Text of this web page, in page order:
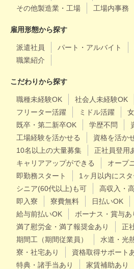
その他製造業・工場
工場内事務
雇用形態から探す
派遣社員 パート・アルバイト
職業紹介
こだわりから探す
職種未経験OK 社会人未経験OK
フリーター活躍
ミドル活躍
既卒・第二新卒OK
学歴不問
工場経験を活かせる
資格を活か
10名以上の大量募集
正社員登用
キャリアアップができる
オープ
即勤務スタート
1ヶ月以内にスタ
シニア(60代以上)も可
高収入・
即入寮
寮費無料 日払いOK
給与前払いOK
ボーナス・賞与あ
満了慰労金・満了報奨金あり
正
期間工（期間従業員）
水道・光
寮・社宅あり
資格取得サポート
特典・諸手当あり
家賃補助あり